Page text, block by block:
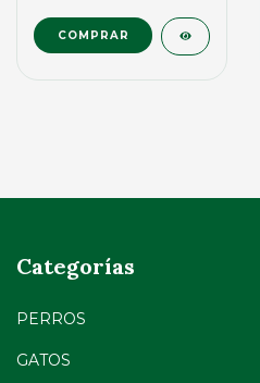
COMPRAR
Categorías
PERROS
GATOS